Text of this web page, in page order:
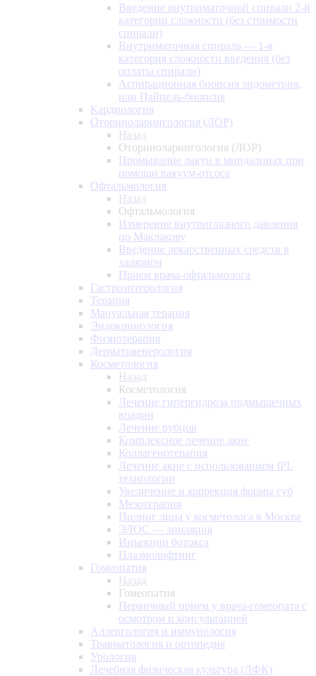
Введение внутриматочной спирали 2-й
категории сложности (без стоимости
спирали)
Внутриматочная спираль — 1-я
категория сложности введения (без
оплаты спирали)
Аспирационная биопсия эндометрия,
или Пайпель-биопсия
Кардиология
Оториноларингология (ЛОР)
Назад
Оториноларингология (ЛОР)
Промывание лакун в миндалинах при
помощи вакуум-отсоса
Офтальмология
Назад
Офтальмология
Измерение внутриглазного давления
по Маклакову
Введение лекарственных средств в
халязион
Прием врача-офтальмолога
Гастроэнтерология
Терапия
Мануальная терапия
Эндокринология
Физиотерапия
Дерматовенерология
Косметология
Назад
Косметология
Лечение гипергидроза подмышечных
впадин
Лечение рубцов
Комплексное лечение акне
Коллагенотерапия
Лечение акне с использованием IPL
технологии
Увеличение и коррекция формы губ
Мезотерапия
Пилинг лица у косметолога в Москве
ЭЛОС — эпиляция
Инъекции ботокса
Плазмолифтинг
Гомеопатия
Назад
Гомеопатия
Первичный прием у врача-гомеопата с
осмотром и консультацией
Аллергология и иммунология
Травматология и ортопедия
Урология
Лечебная физическая культура (ЛФК)